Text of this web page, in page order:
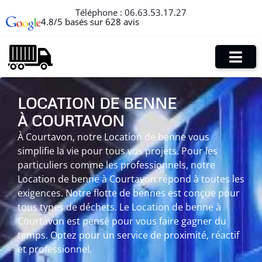
Téléphone : 06.63.53.17.27
4.8/5 basés sur 628 avis
LOCATION DE BENNE
À COURTAVON
À Courtavon, notre Location de benne vous
simplifie la vie pour tous vos projets. Pour les
particuliers comme les professionnels, notre
Location de benne à Courtavon répond à toutes les
exigences. Notre flotte de bennes est conçue pour
tous types de déchets. Le Location de benne à
Courtavon est pensé pour vous faire gagner du
temps. Optez pour un service de proximité, réactif
et professionnel.